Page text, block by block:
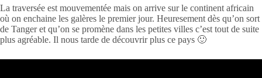
La traversée est mouvementée mais on arrive sur le continent africain
où on enchaine les galères le premier jour. Heuresement dès qu’on sort
de Tanger et qu’on se promène dans les petites villes c’est tout de suite
plus agréable. Il nous tarde de découvrir plus ce pays 🙂